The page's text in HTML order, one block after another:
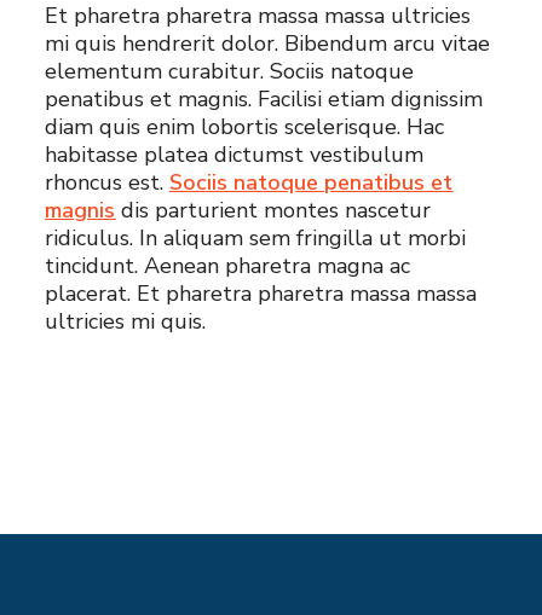
Et pharetra pharetra massa massa ultricies
mi quis hendrerit dolor. Bibendum arcu vitae
elementum curabitur. Sociis natoque
penatibus et magnis. Facilisi etiam dignissim
diam quis enim lobortis scelerisque. Hac
habitasse platea dictumst vestibulum
rhoncus est. Sociis natoque penatibus et
magnis dis parturient montes nascetur
ridiculus. In aliquam sem fringilla ut morbi
tincidunt. Aenean pharetra magna ac
placerat. Et pharetra pharetra massa massa
ultricies mi quis.